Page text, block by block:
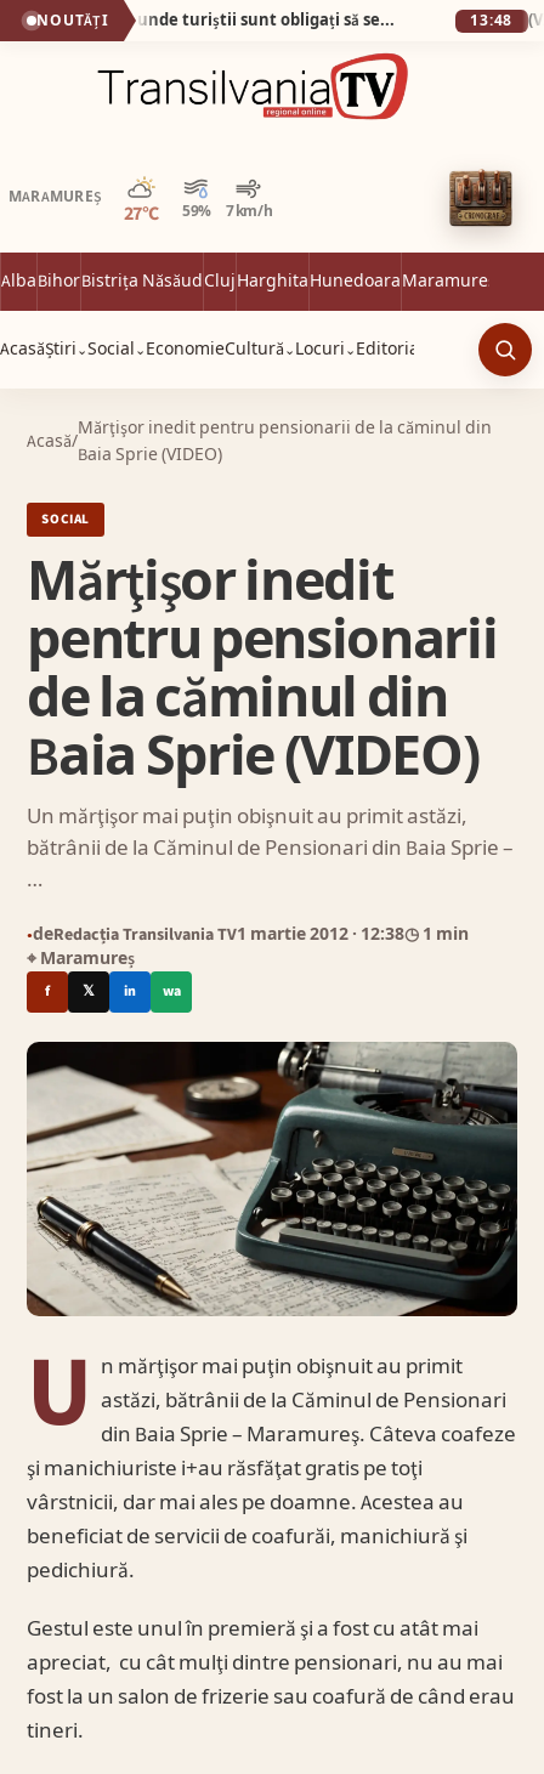
NOUTĂȚI Plaja din Tunisia unde turiștii sunt obligați să se descalțe! Nisipul e atât de fin încât pare cernut prin sită! 13:48
MARAMUREȘ
27°C 59% 7 km/h
Parțial noros
AlbaBihorBistrița NăsăudClujHarghitaHunedoaraMaramureș
AcasăȘtiri ⌄Social ⌄ EconomieCultură ⌄ Locuri ⌄ Editorial
Acasă/
Mărţişor inedit pentru pensionarii de la căminul din
Baia Sprie (VIDEO)
SOCIAL
Mărţişor inedit
pentru pensionarii
de la căminul din
Baia Sprie (VIDEO)
Un mărţişor mai puţin obişnuit au primit astăzi,
bătrânii de la Căminul de Pensionari din Baia Sprie –
…
●deRedacția Transilvania TV1 martie 2012 · 12:38◷ 1 min
⌖ Maramureș
f 𝕏 in wa
U n mărţişor mai puţin obişnuit au primit
astăzi, bătrânii de la Căminul de Pensionari
din Baia Sprie – Maramureş. Câteva coafeze
şi manichiuriste i+au răsfăţat gratis pe toţi
vârstnicii, dar mai ales pe doamne. Acestea au
beneficiat de servicii de coafurăi, manichiură şi
pedichiură.
Gestul este unul în premieră şi a fost cu atât mai
apreciat, cu cât mulţi dintre pensionari, nu au mai
fost la un salon de frizerie sau coafură de când erau
tineri.